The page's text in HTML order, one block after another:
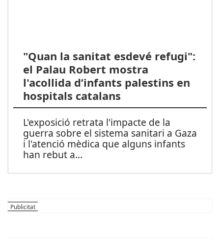
"Quan la sanitat esdevé refugi":
el Palau Robert mostra
l'acollida d’infants palestins en
hospitals catalans
L'exposició retrata l'impacte de la
guerra sobre el sistema sanitari a Gaza
i l'atenció mèdica que alguns infants
han rebut a...